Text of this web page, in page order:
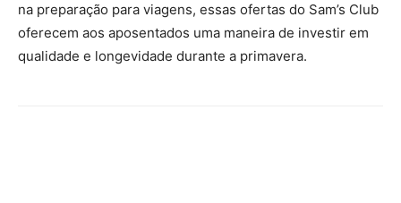
na preparação para viagens, essas ofertas do Sam’s Club
oferecem aos aposentados uma maneira de investir em
qualidade e longevidade durante a primavera.